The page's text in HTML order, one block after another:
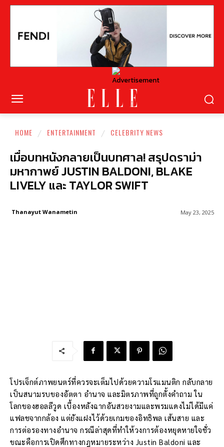
HOME ENTERTAINMENT CELEBRITY NEWS
เมื่อบทหนังกลายเป็นบทศาล! สรุปดราม่า
มหากาพย์ JUSTIN BALDONI, BLAKE
LIVELY และ TAYLOR SWIFT
May 23, 2025
Thanayut Wanametin
โปรเจ็กต์ภาพยนตร์ที่ควรจะเต็มไปด้วยความโรแมนติก กลับกลาย
เป็นสนามรบของอัตตา อำนาจ และมิตรภาพที่ถูกตั้งคำถาม ใน
โลกของฮอลลีวูด เบื้องหลังฉากอันสวยงามและพรมแดงไม่ได้มีแค่
แฟลชจากกล้อง แต่ยังแฝงไว้ด้วยเกมของอิทธิพล เส้นสาย และ
การต่อรองทางอำนาจ กรณีล่าสุดที่ทำให้วงการต้องหยุดหายใจชั่ว
ขณะคือการเปิดศึกทางกฎหมายระหว่าง Justin Baldoni และ